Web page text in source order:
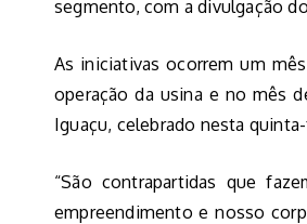
segmento, com a divulgação
As iniciativas ocorrem um
operação da usina e no mês
Iguaçu, celebrado nesta quinta-
“São contrapartidas que
empreendimento e nosso